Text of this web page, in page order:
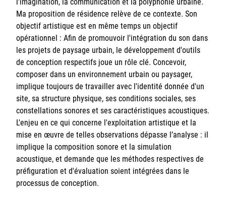
Ma proposition de résidence relève de ce contexte. Son
objectif artistique est en même temps un objectif
opérationnel : Afin de promouvoir l'intégration du son dans
les projets de paysage urbain, le développement d'outils
de conception respectifs joue un rôle clé. Concevoir,
composer dans un environnement urbain ou paysager,
implique toujours de travailler avec l'identité donnée d'un
site, sa structure physique, ses conditions sociales, ses
constellations sonores et ses caractéristiques acoustiques.
L'enjeu en ce qui concerne l'exploitation artistique et la
mise en œuvre de telles observations dépasse l’analyse : il
implique la composition sonore et la simulation
acoustique, et demande que les méthodes respectives de
préfiguration et d'évaluation soient intégrées dans le
processus de conception.